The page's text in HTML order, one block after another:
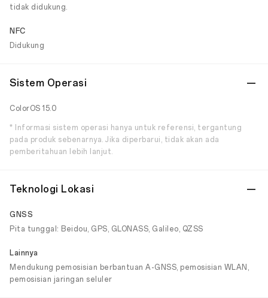
tidak didukung.
NFC
Didukung
Sistem Operasi
ColorOS 15.0
* Informasi sistem operasi hanya untuk referensi, tergantung
pada produk sebenarnya. Jika diperbarui, tidak akan ada
pemberitahuan lebih lanjut.
Teknologi Lokasi
GNSS
Pita tunggal: Beidou, GPS, GLONASS, Galileo, QZSS
Lainnya
Mendukung pemosisian berbantuan A-GNSS, pemosisian WLAN,
pemosisian jaringan seluler